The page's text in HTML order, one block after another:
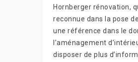
Hornberger rénovation,
reconnue dans la pose
une référence dans le
l’aménagement
disposer de plus